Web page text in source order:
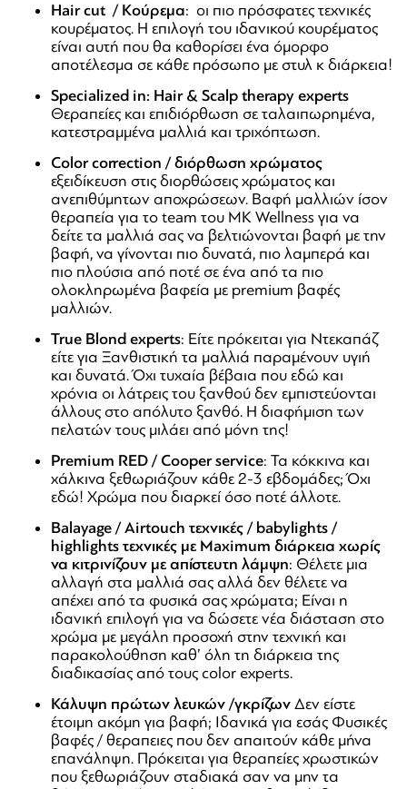
Hair cut / Κούρεμα: οι πιο πρόσφατες τεχνικές
κουρέματος. Η επιλογή του ιδανικού κουρέματος
είναι αυτή που θα καθορίσει ένα όμορφο
αποτέλεσμα σε κάθε πρόσωπο με στυλ κ διάρκεια!
Specialized in: Hair & Scalp therapy experts
Θεραπείες και επιδιόρθωση σε ταλαιπωρημένα,
κατεστραμμένα μαλλιά και τριχόπτωση.
Color correction / διόρθωση χρώματος
εξειδίκευση στις διορθώσεις χρώματος και
ανεπιθύμητων αποχρώσεων. Βαφή μαλλιών ίσον
θεραπεία για το team του MK Wellness για να
δείτε τα μαλλιά σας να βελτιώνονται βαφή με την
βαφή, να γίνονται πιο δυνατά, πιο λαμπερά και
πιο πλούσια από ποτέ σε ένα από τα πιο
ολοκληρωμένα βαφεία με premium βαφές
μαλλιών.
True Blond experts: Είτε πρόκειται για Ντεκαπάζ
είτε για Ξανθιστική τα μαλλιά παραμένουν υγιή
και δυνατά. Όχι τυχαία βέβαια που εδώ και
χρόνια οι λάτρεις του ξανθού δεν εμπιστεύονται
άλλους στο απόλυτο ξανθό. Η διαφήμιση των
πελατών τους μιλάει από μόνη της!
Premium RED / Cooper service: Τα κόκκινα και
χάλκινα ξεθωριάζουν κάθε 2-3 εβδομάδες; Όχι
εδώ! Χρώμα που διαρκεί όσο ποτέ άλλοτε.
Balayage / Airtouch τεχνικές / babylights /
highlights τεχνικές με Maximum διάρκεια χωρίς
να κιτρινίζουν με απίστευτη λάμψη: Θέλετε μια
αλλαγή στα μαλλιά σας αλλά δεν θέλετε να
απέχει από τα φυσικά σας χρώματα; Είναι η
ιδανική επιλογή για να δώσετε νέα διάσταση στο
χρώμα με μεγάλη προσοχή στην τεχνική και
παρακολούθηση καθ’ όλη τη διάρκεια της
διαδικασίας από τους color experts.
Κάλυψη πρώτων λευκών /γκρίζων Δεν είστε
έτοιμη ακόμη για βαφή; Ιδανικά για εσάς Φυσικές
βαφές / θεραπειες που δεν απαιτούν κάθε μήνα
επανάληψη. Πρόκειται για θεραπείες χρωστικών
που ξεθωριάζουν σταδιακά σαν να μην τα